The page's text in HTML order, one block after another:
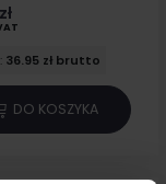
36.95 zł brutto
DO KOSZYKA